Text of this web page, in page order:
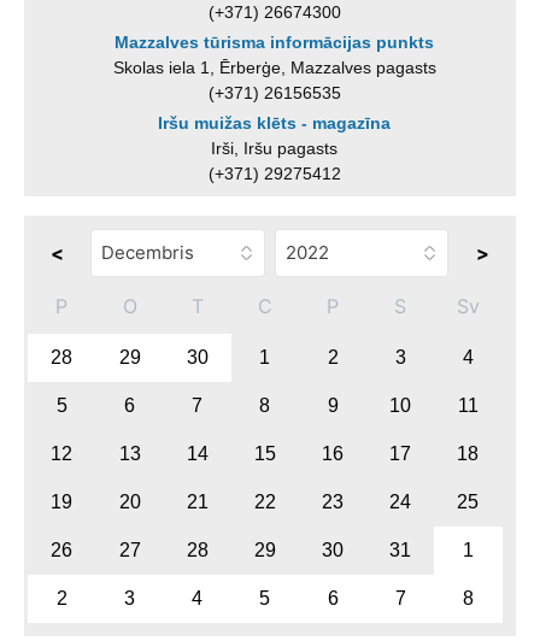
(+371) 26674300
Mazzalves tūrisma informācijas punkts
Skolas iela 1, Ērberģe, Mazzalves pagasts
(+371) 26156535
Iršu muižas klēts - magazīna
Irši, Iršu pagasts
(+371) 29275412
< >
P O T C P S Sv
28 29 30 1 2 3 4
5 6 7 8 9 10 11
12 13 14 15 16 17 18
19 20 21 22 23 24 25
26 27 28 29 30 31 1
2 3 4 5 6 7 8